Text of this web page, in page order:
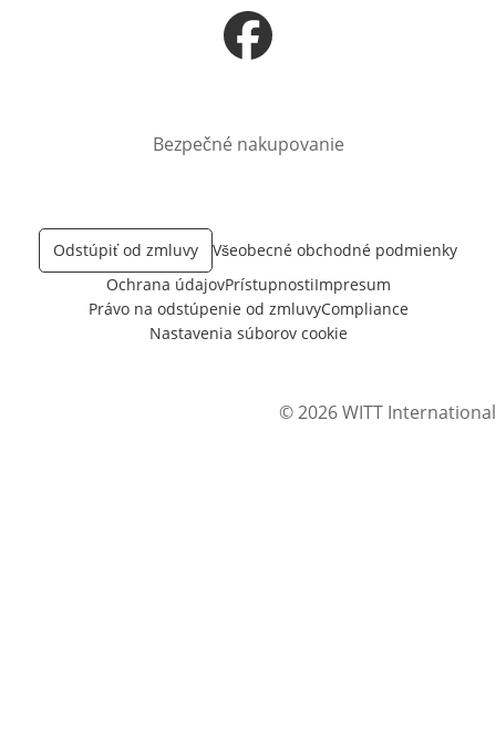
Otvorí sa vnovom okne
Bezpečné nakupovanie
Odstúpiť od zmluvy
Všeobecné obchodné podmienky
Ochrana údajovPrístupnostiImpresum
Právo na odstúpenie od zmluvyCompliance
Nastavenia súborov cookie
© 2026 WITT International